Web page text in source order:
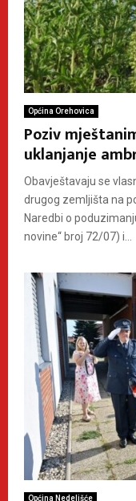
Općina Orehovica
Poziv
uklanjanje
Obavještavaju se
drugog zemljišta na
Naredbi o
novine“ broj 72/07) i...
Općina Nedelišće